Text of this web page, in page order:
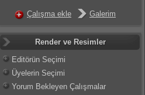
Çalışma ekle Galerim
Render ve Resimler
Editörün Seçimi
Üyelerin Seçimi
Yorum Bekleyen Çalışmalar